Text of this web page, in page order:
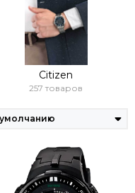
Citizen
257 товаров